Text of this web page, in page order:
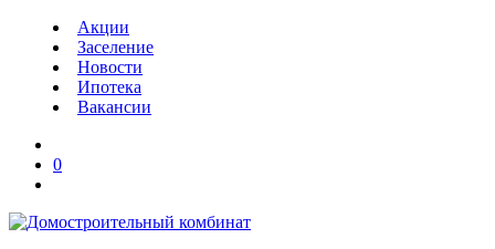
Акции
Заселение
Новости
Ипотека
Вакансии
0